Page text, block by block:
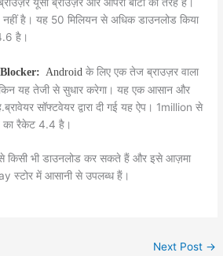
है। यह 50 मिलियन से अधिक डाउनलोड किया
है।
Android के लिए एक तेज ब्राउज़र वाला
यह तेजी से सुधार करेगा। यह एक आसान और
सॉफ्टवेयर द्वारा दी गई यह ऐप। 1million से
का रैकेट 4.4 है।
किसी भी डाउनलोड कर सकते हैं और इसे आज़मा
स्टोर में आसानी से उपलब्ध हैं।
Next Post →